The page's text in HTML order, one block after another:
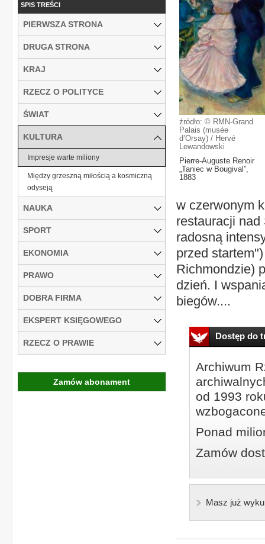
źródło: © RMN-Grand
Palais (musée
d’Orsay) / Hervé
Lewandowski
Pierre-Auguste Renoir
„Taniec w Bougival”,
1883
w czerwonym
restauracji
radosną
przed
Richmondzie)
dzień. I
biegów....
Dostęp do
Archiwum
od 1993
Ponad
Zamów
Masz już
SPIS TREŚCI
PIERWSZA STRONA
DRUGA STRONA
KRAJ
RZECZ O POLITYCE
ŚWIAT
KULTURA
Impresje warte miliony
Między grzeszną miłością a kosmiczną
odyseją
NAUKA
SPORT
EKONOMIA
PRAWO
DOBRA FIRMA
EKSPERT KSIĘGOWEGO
RZECZ O PRAWIE
Zamów abonament